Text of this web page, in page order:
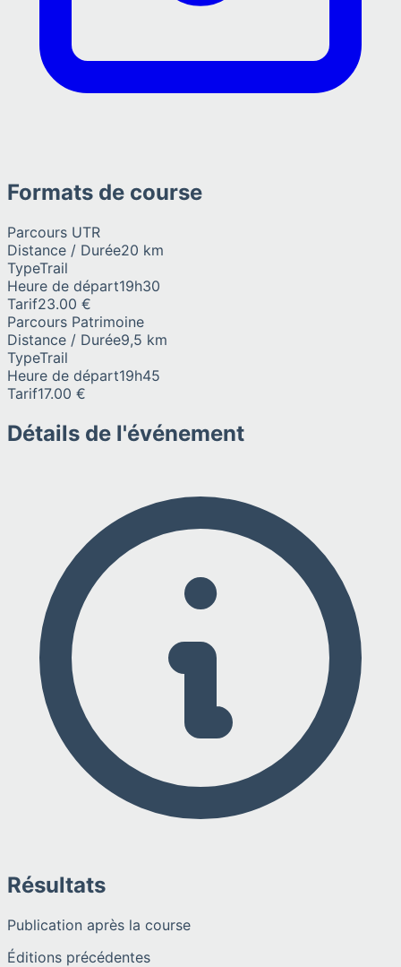
Formats de course
Parcours UTR
Distance / Durée20 km
TypeTrail
Heure de départ19h30
Tarif23.00 €
Parcours Patrimoine
Distance / Durée9,5 km
TypeTrail
Heure de départ19h45
Tarif17.00 €
Détails de l'événement
Résultats
Publication après la course
Éditions précédentes